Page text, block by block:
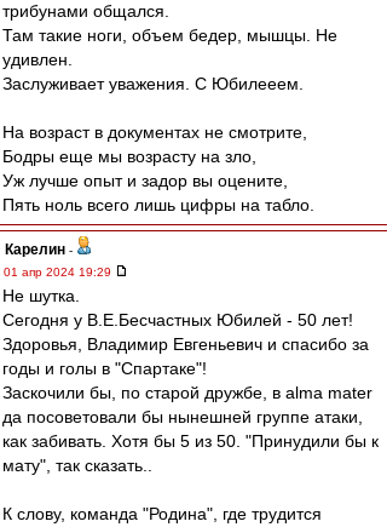
трибунами общался.
Там такие ноги, объем бедер, мышцы. Не
удивлен.
Заслуживает уважения. С Юбилееем.
На возраст в документах не смотрите,
Бодры еще мы возрасту на зло,
Уж лучше опыт и задор вы оцените,
Пять ноль всего лишь цифры на табло.
Карелин -
01 апр 2024 19:29
Не шутка.
Сегодня у В.Е.Бесчастных Юбилей - 50 лет!
Здоровья, Владимир Евгеньевич и спасибо за
годы и голы в "Спартаке"!
Заскочили бы, по старой дружбе, в alma mater
да посоветовали бы нынешней группе атаки,
как забивать. Хотя бы 5 из 50. "Принудили бы к
мату", так сказать..
К слову, команда "Родина", где трудится